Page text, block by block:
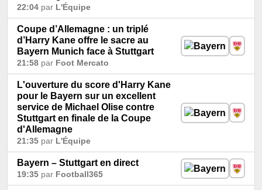
22:04 par L'Équipe
Coupe d’Allemagne : un triplé
d’Harry Kane offre le sacre au
Bayern Munich face à Stuttgart
21:58 par Foot Mercato
L'ouverture du score d'Harry Kane
pour le Bayern sur un excellent
service de Michael Olise contre
Stuttgart en finale de la Coupe
d'Allemagne
21:35 par L'Équipe
Bayern – Stuttgart en direct
19:35 par Football365